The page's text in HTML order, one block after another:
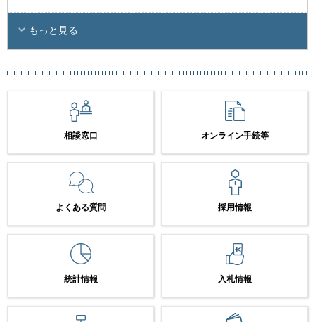
もっと見る
相談窓口 オンライン手続等
よくある質問 採用情報
統計情報 入札情報